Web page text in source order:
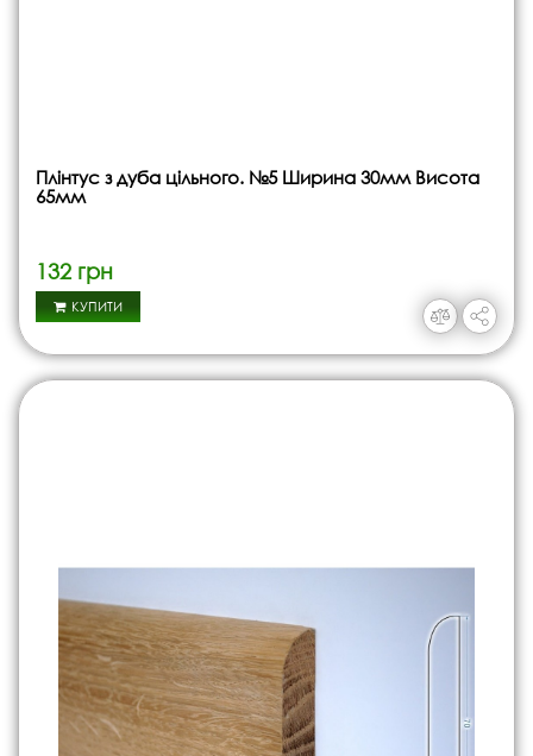
Плінтус з дуба цільного. №5 Ширина 30мм Висота
65мм
132 грн
КУПИТИ